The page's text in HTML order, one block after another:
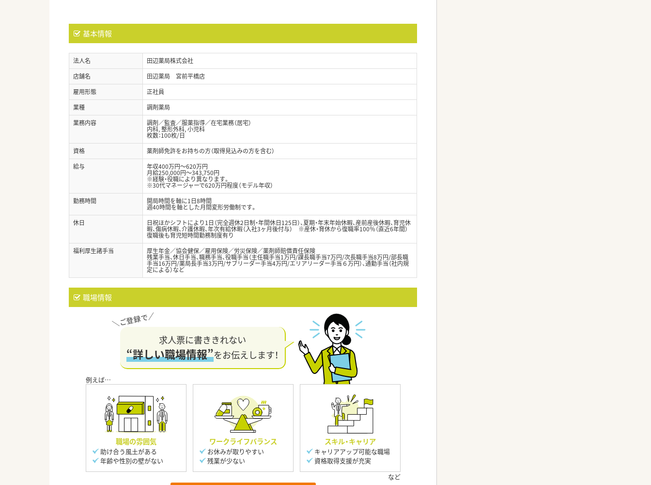
基本情報
法人名
田辺薬局株式会社
店舗名
田辺薬局 宮前平橋店
雇用形態
正社員
業種
調剤薬局
業務内容
調剤／監査／服薬指導／在宅業務（居宅）
内科, 整形外科, 小児科
枚数：100枚/日
資格
薬剤師免許をお持ちの方（取得見込みの方を含む）
給与
年収400万円～620万円
月給250,000円～343,750円
※経験・役職により異なります。
※30代マネージャーで620万円程度（モデル年収）
勤務時間
開局時間を軸に1日8時間
週40時間を軸とした月間変形労働制です。
休日
日祝ほかシフトにより1日（完全週休2日制・年間休日125日）、夏期・年末年始休暇、産前産後休暇、育児休
暇、傷病休暇、介護休暇、年次有給休暇（入社3ヶ月後付与） ※産休・育休から復職率100％（直近6年間）
復職後も育児短時間勤務制度有り
福利厚生諸手当
厚生年金／協会健保／雇用保険／労災保険／薬剤師賠償責任保険
残業手当、休日手当、職務手当、役職手当（主任職手当1万円/課長職手当7万円/次長職手当8万円/部長職
手当16万円/薬局長手当3万円/サブリーダー手当4万円/エリアリーダー手当６万円）、通勤手当（社内規
定による）など
職場情報
求人票に書ききれない
“詳しい職場情報”をお伝えします！
職場の雰囲気
助け合う風土がある
年齢や性別の壁がない
ワークライフバランス
お休みが取りやすい
残業が少ない
スキル・キャリア
キャリアアップ可能な職場
資格取得支援が充実